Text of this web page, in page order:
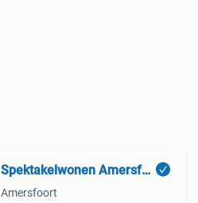
Spektakelwonen Amersfoort
Amersfoort